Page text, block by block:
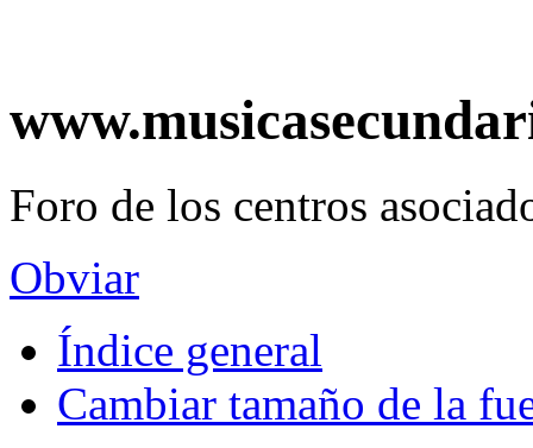
Foro de los centros
Obviar
Índice general
Cambiar tamaño de la